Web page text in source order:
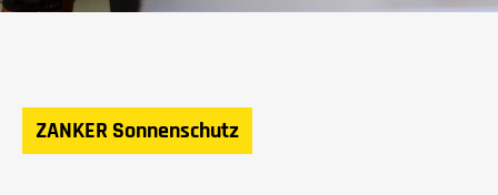
ZANKER Sonnenschutz